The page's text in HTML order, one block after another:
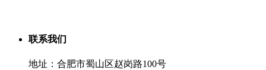
联系我们
地址：合肥市蜀山区赵岗路100号